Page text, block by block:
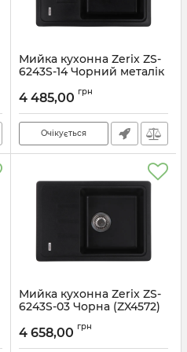
Мийка кухонна Zerix ZS-
6243S-14 Чорний металік
Артикул: ZX4578
4 485,00 грн
Очікується
Мийка кухонна Zerix ZS-
6243S-03 Чорна (ZX4572)
4 658,00 грн